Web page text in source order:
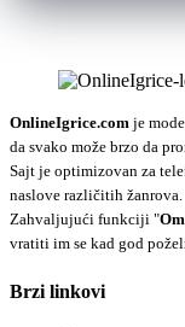
OnlineIgrice.com je
da svako može brzo da
Sajt je optimizovan za
naslove različitih žanrova.
Zahvaljujući funkciji "
vratiti im se kad god
Brzi linkovi